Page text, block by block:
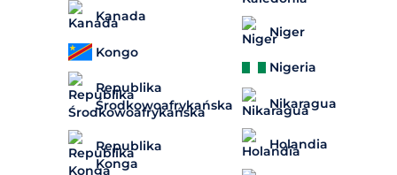
Kanada
Kongo
Republika
Środkowoafrykańska
Republika
Konga
Niger
Nigeria
Nikaragua
Holandia